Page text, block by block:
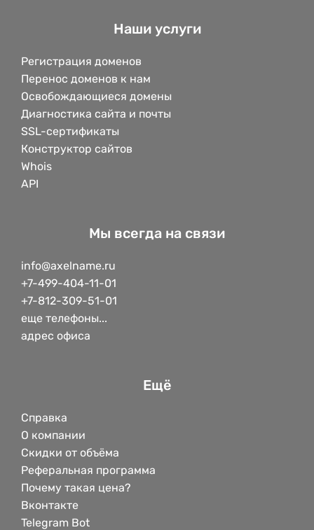
Наши услуги
Регистрация доменов
Перенос доменов к нам
Освобождающиеся домены
Диагностика сайта и почты
SSL-сертификаты
Конструктор сайтов
Whois
API
Мы всегда на связи
info@axelname.ru
+7-499-404-11-01
+7-812-309-51-01
еще телефоны...
адрес офиса
Ещё
Справка
О компании
Скидки от объёма
Реферальная программа
Почему такая цена?
Вконтакте
Telegram Bot